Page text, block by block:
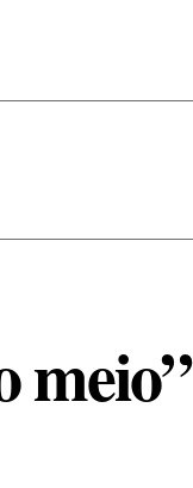
meio”